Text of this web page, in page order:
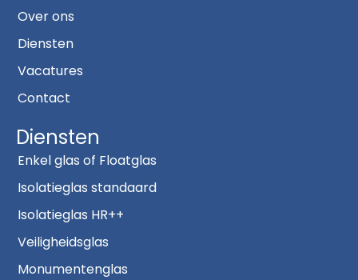
Over ons
Diensten
Vacatures
Contact
Diensten
Enkel glas of Floatglas
Isolatieglas standaard
Isolatieglas HR++
Veiligheidsglas
Monumentenglas